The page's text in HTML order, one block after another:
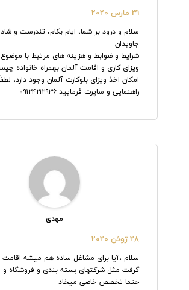
31 مارس 2020
سلام و درود بر شما، ایام بکام، تندرست و
جاویدان
شرایط و ضوابط و هزینه های مرتبط با
ویزای کاری و اقامت آلمان بهمراه خانواده
امکان اخذ ویزای بلوکارت آلمان وجود دارد،
راهنمایی و ساپرت فرمایید ۰۹۱۲۴۲۱۲۹۳۶
مهدی
28 ژوئن 2020
سلام ،آیا برای مشاغل ساده هم میشه اقامت
گرفت مثل شرکتهای بسته بندی و فروشگاه و
حتما تخصص خاصی میخاد